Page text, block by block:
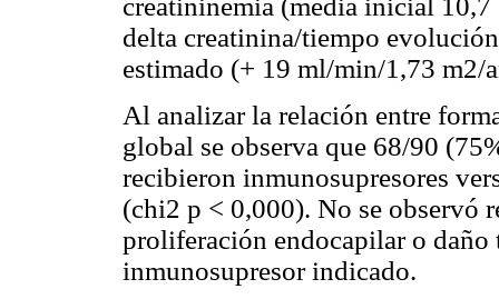
creatininemia (media inicial
delta creatinina/tiempo
estimado (+ 19 ml/min/1,73 m2/
Al analizar la relación entre
global se observa que 68/90
recibieron inmunosupresores
(chi2 p < 0,000). No se observó
proliferación endocapilar o
inmunosupresor indicado.